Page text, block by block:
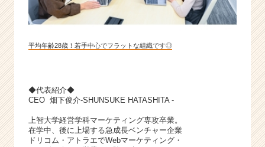
業
ス
届
く
就
活
平均年齢28歳！若手中心でフラットな組織です◎
◆代表紹介◆
CEO 畑下俊介-SHUNSUKE HATASHITA -
上智⼤学経営学科マーケティング専攻卒業。
在学中、後に上場する急成長ベンチャー企業
ドリコム・アトラエでWebマーケティング・